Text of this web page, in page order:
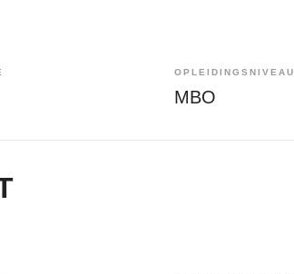
OPLEIDINGSNIVEAU
MBO